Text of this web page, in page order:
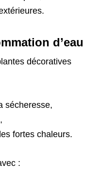
d’eau
décoratives
sécheresse,
fortes chaleurs.
: